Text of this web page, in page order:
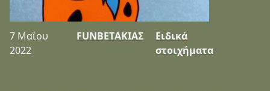
7 Μαΐου
2022
FUNBETΑΚΙΑΣ
Ειδικά
στοιχήματα